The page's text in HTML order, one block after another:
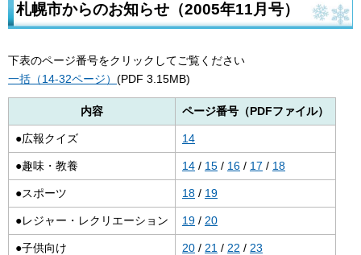
札幌市からのお知らせ（2005年11月号）
下表のページ番号をクリックしてご覧ください
一括（14-32ページ） (PDF 3.15MB)
内容 ページ番号（PDFファイル）
●広報クイズ 14
●趣味・教養 14 / 15 / 16 / 17 / 18
●スポーツ 18 / 19
●レジャー・レクリエーション 19 / 20
●子供向け 20 / 21 / 22 / 23